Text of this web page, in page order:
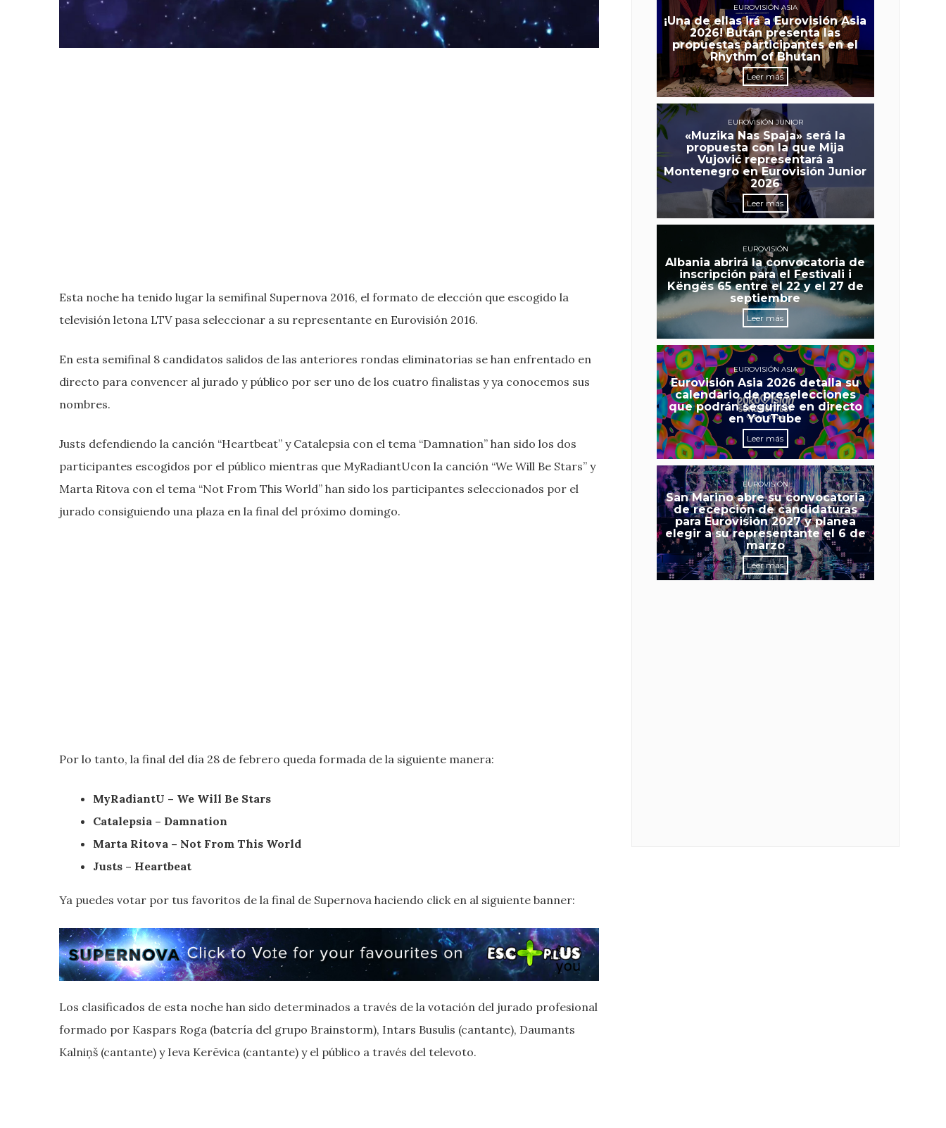
Esta noche ha tenido lugar la semifinal Supernova 2016, el formato de elección que escogido la
televisión letona LTV pasa seleccionar a su representante en Eurovisión 2016.
En esta semifinal 8 candidatos salidos de las anteriores rondas eliminatorias se han enfrentado en
directo para convencer al jurado y público por ser uno de los cuatro finalistas y ya conocemos sus
nombres.
Justs defendiendo la canción “Heartbeat” y Catalepsia con el tema “Damnation” han sido los dos
participantes escogidos por el público mientras que MyRadiantUcon la canción “We Will Be Stars” y
Marta Ritova con el tema “Not From This World” han sido los participantes seleccionados por el
jurado consiguiendo una plaza en la final del próximo domingo.
Por lo tanto, la final del día 28 de febrero queda formada de la siguiente manera:
MyRadiantU – We Will Be Stars
Catalepsia – Damnation
Marta Ritova – Not From This World
Justs – Heartbeat
Ya puedes votar por tus favoritos de la final de Supernova haciendo click en al siguiente banner:
Los clasificados de esta noche han sido determinados a través de la votación del jurado profesional
formado por Kaspars Roga (batería del grupo Brainstorm), Intars Busulis (cantante), Daumants
Kalniņš (cantante) y Ieva Kerēvica (cantante) y el público a través del televoto.
EUROVISIÓN ASIA
¡Una de ellas irá a Eurovisión Asia
2026! Bután presenta las
propuestas participantes en el
Rhythm of Bhutan
Leer más
EUROVISIÓN JUNIOR
«Muzika Nas Spaja» será la
propuesta con la que Mija
Vujović representará a
Montenegro en Eurovisión Junior
2026
Leer más
EUROVISIÓN
Albania abrirá la convocatoria de
inscripción para el Festivali i
Këngës 65 entre el 22 y el 27 de
septiembre
Leer más
EUROVISIÓN ASIA
Eurovisión Asia 2026 detalla su
calendario de preselecciones
que podrán seguirse en directo
en YouTube
Leer más
EUROVISIÓN
San Marino abre su convocatoria
de recepción de candidaturas
para Eurovisión 2027 y planea
elegir a su representante el 6 de
marzo
Leer más